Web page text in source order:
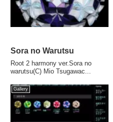
Sora no Warutsu
Root 2 harmony ver.Sora no
warutsu(C) Mio Tsugawac...
Gallery